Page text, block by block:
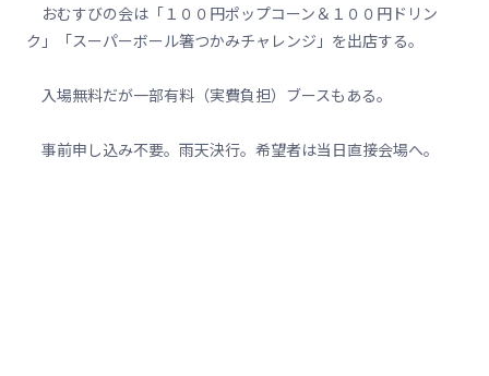
おむすびの会は「１００円ポップコーン＆１００円ドリン
ク」「スーパーボール箸つかみチャレンジ」を出店する。
入場無料だが一部有料（実費負担）ブースもある。
事前申し込み不要。雨天決行。希望者は当日直接会場へ。